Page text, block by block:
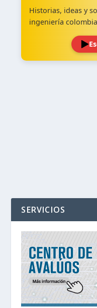
Historias, ideas y
ingeniería
SERVICIOS